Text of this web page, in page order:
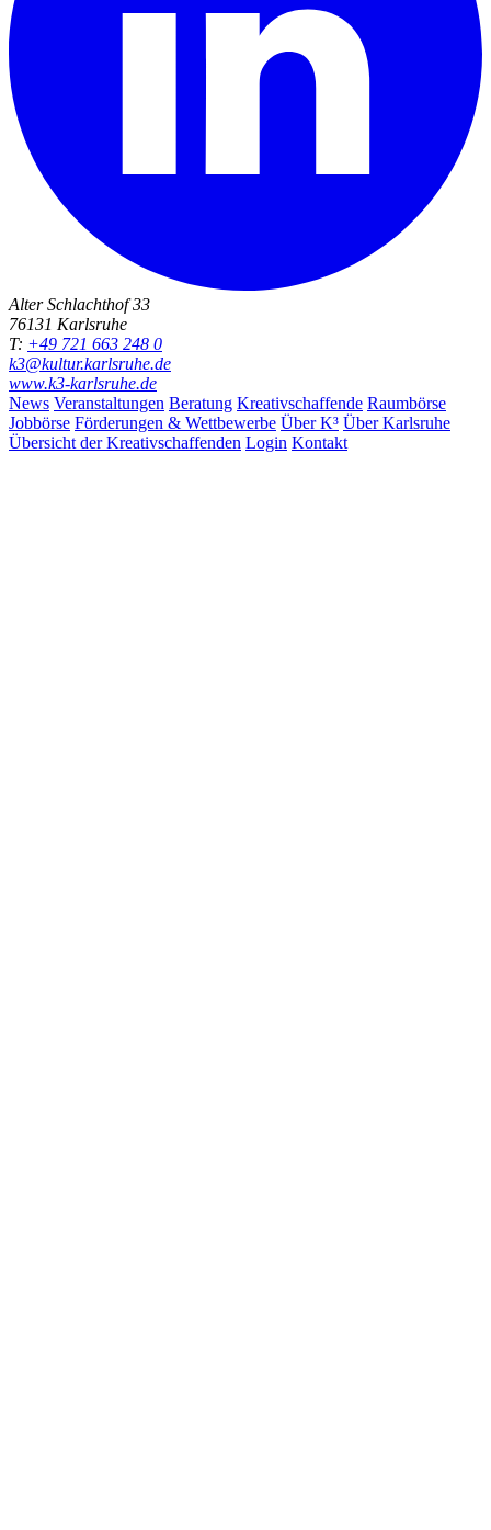
Alter Schlachthof 33
76131 Karlsruhe
T: +49 721 663 248 0
k3@kultur.karlsruhe.de
www.k3-karlsruhe.de
News Veranstaltungen Beratung Kreativschaffende Raumbörse
Jobbörse Förderungen & Wettbewerbe Über K³ Über Karlsruhe
Übersicht der Kreativschaffenden Login Kontakt